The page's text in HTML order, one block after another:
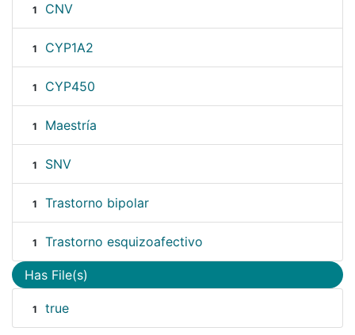
1 CNV
1 CYP1A2
1 CYP450
1 Maestría
1 SNV
1 Trastorno bipolar
1 Trastorno esquizoafectivo
Has File(s)
1 true